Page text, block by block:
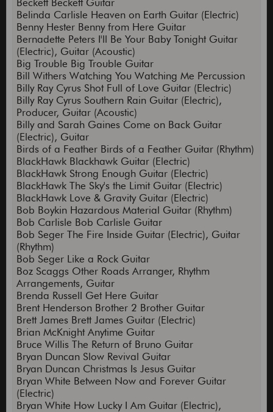
Beckett Beckett Guitar
Belinda Carlisle Heaven on Earth Guitar (Electric)
Benny Hester Benny from Here Guitar
Bernadette Peters I'll Be Your Baby Tonight Guitar
(Electric), Guitar (Acoustic)
Big Trouble Big Trouble Guitar
Bill Withers Watching You Watching Me Percussion
Billy Ray Cyrus Shot Full of Love Guitar (Electric)
Billy Ray Cyrus Southern Rain Guitar (Electric),
Producer, Guitar (Acoustic)
Billy and Sarah Gaines Come on Back Guitar
(Electric), Guitar
Birds of a Feather Birds of a Feather Guitar (Rhythm)
BlackHawk Blackhawk Guitar (Electric)
BlackHawk Strong Enough Guitar (Electric)
BlackHawk The Sky's the Limit Guitar (Electric)
BlackHawk Love & Gravity Guitar (Electric)
Bob Boykin Hazardous Material Guitar (Rhythm)
Bob Carlisle Bob Carlisle Guitar
Bob Seger The Fire Inside Guitar (Electric), Guitar
(Rhythm)
Bob Seger Like a Rock Guitar
Boz Scaggs Other Roads Arranger, Rhythm
Arrangements, Guitar
Brenda Russell Get Here Guitar
Brent Henderson Brother 2 Brother Guitar
Brett James Brett James Guitar (Electric)
Brian McKnight Anytime Guitar
Bruce Willis The Return of Bruno Guitar
Bryan Duncan Slow Revival Guitar
Bryan Duncan Christmas Is Jesus Guitar
Bryan White Between Now and Forever Guitar
(Electric)
Bryan White How Lucky I Am Guitar (Electric),